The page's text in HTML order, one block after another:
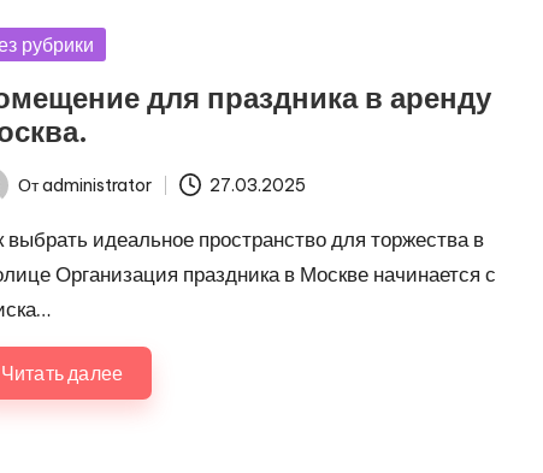
рубрики
для праздника в аренду
Отadministrator 27.03.2025
выбрать идеальное пространство для торжества в
Организация праздника в Москве начинается с
Читать далее